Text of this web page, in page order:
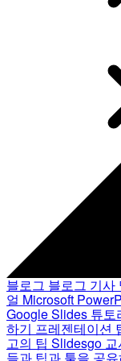
블로그 블로그 기사
얼 Microsoft
Google Slides 튜토
하기 프레젠테이션
고의 팁 Slidesgo 교